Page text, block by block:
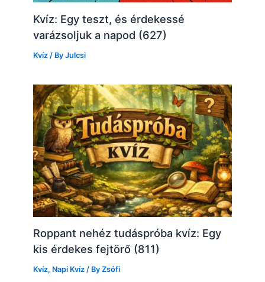
Kvíz: Egy teszt, és érdekessé
varázsoljuk a napod (627)
Kvíz / ByJulcsi
Roppant nehéz tudáspróba kvíz: Egy
kis érdekes fejtörő (811)
Kvíz, Napi Kvíz / ByZsófi